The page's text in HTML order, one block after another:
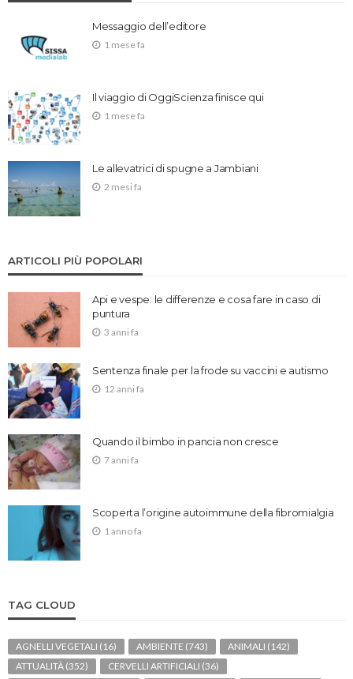
Messaggio dell’editore
1 mese fa
Il viaggio di OggiScienza finisce qui
1 mese fa
Le allevatrici di spugne a Jambiani
2 mesi fa
ARTICOLI PIÙ POPOLARI
Api e vespe: le differenze e cosa fare in caso di
puntura
3 anni fa
Sentenza finale per la frode su vaccini e autismo
12 anni fa
Quando il bimbo in pancia non cresce
7 anni fa
Scoperta l’origine autoimmune della fibromialgia
1 anno fa
TAG CLOUD
AGNELLI VEGETALI (16) AMBIENTE (743) ANIMALI (142)
ATTUALITÀ (352) CERVELLI ARTIFICIALI (36)